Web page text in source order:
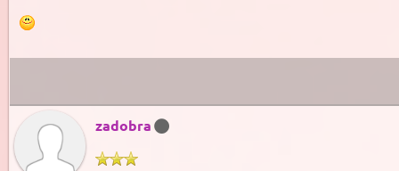
zadobra